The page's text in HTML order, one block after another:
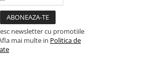
newsletter cu promotiile
mai multe in Politica de